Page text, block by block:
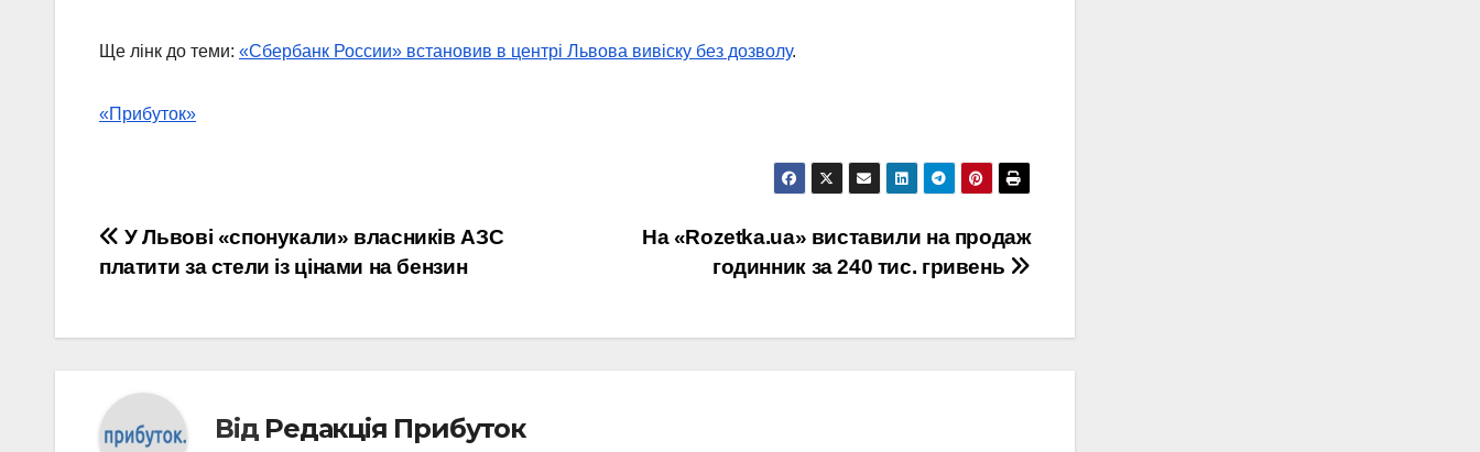
Ще лінк до теми: «Сбербанк России» встановив в центрі Львова вивіску без дозволу.
«Прибуток»
Навігація
На «Rozetka.ua» виставили на продаж
годинник за 240 тис. гривень
У Львові «спонукали» власників АЗС
платити за стели із цінами на бензин
Від Редакція Прибуток